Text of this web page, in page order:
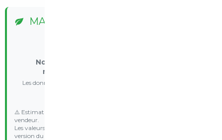
MALUS ÉCOLOGIQUE
Nous ne pouvons effectuer le calcul par
manque d'information du revendeur
Les données nécessaires (CO₂, poids, date d'immatriculation) ne
⚠️ Estimation indicative basée sur les données communiquées par le
vendeur.
Les valeurs d’émission WLTP et le malus réel peuvent varier selon la
version du véhicule.